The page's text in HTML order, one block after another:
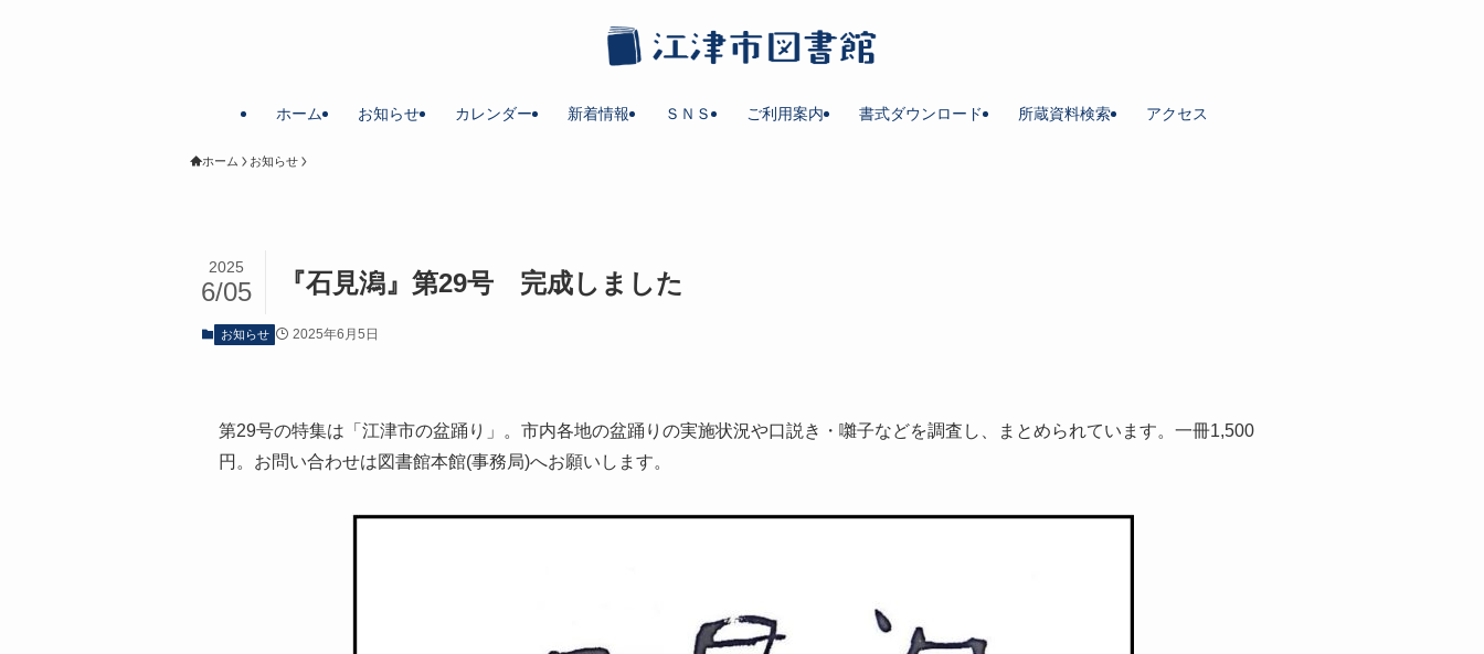
ホーム お知らせ カレンダー 新着情報 ＳＮＳ ご利用案内 書式ダウンロード 所蔵資料検索 アクセス
ホーム お知らせ
『石見潟』第29号 完成しました
2025
6/05
お知らせ 2025年6月5日
第29号の特集は「江津市の盆踊り」。市内各地の盆踊りの実施状況や口説き・囃子などを調査し、まとめられています。一冊1,500
円。お問い合わせは図書館本館(事務局)へお願いします。